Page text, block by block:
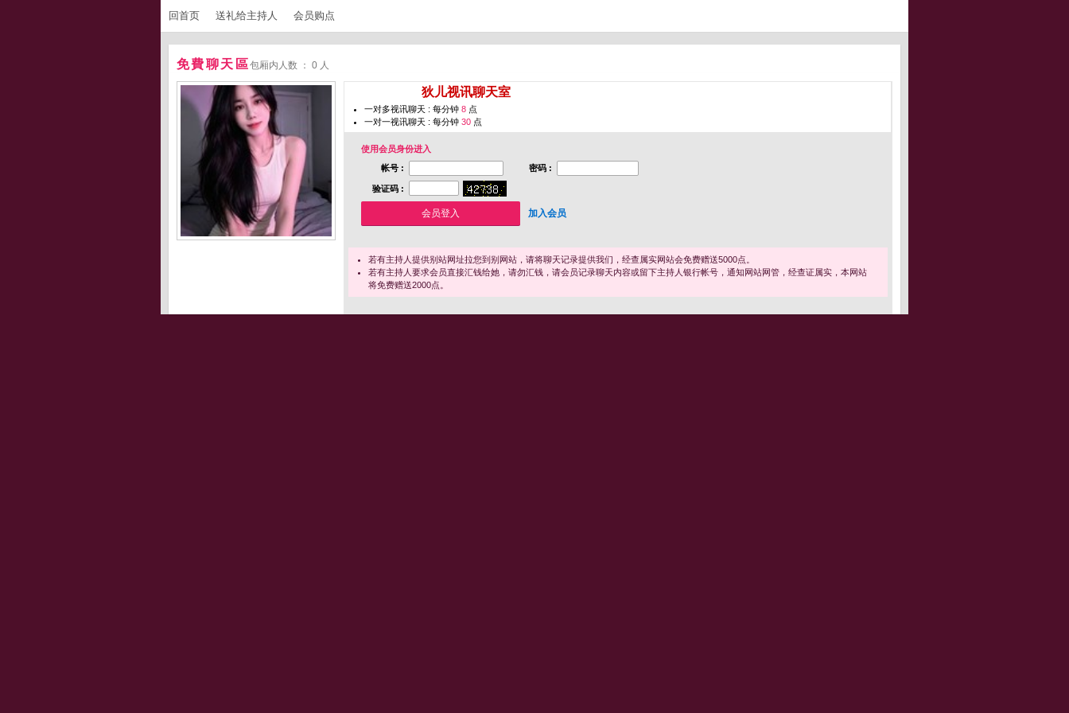
回首页 送礼给主持人 会员购点
免費聊天區包厢内人数 ： 0 人
狄儿视讯聊天室
一对多视讯聊天 : 每分钟 8 点
一对一视讯聊天 : 每分钟 30 点
使用会员身份进入
帐号 :
密码 :
验证码 :
加入会员
若有主持人提供别站网址拉您到别网站，请将聊天记录提供我们，经查属实网站会免费赠送5000点。
若有主持人要求会员直接汇钱给她，请勿汇钱，请会员记录聊天内容或留下主持人银行帐号，通知网站网管，经查证属实，本网站
将免费赠送2000点。